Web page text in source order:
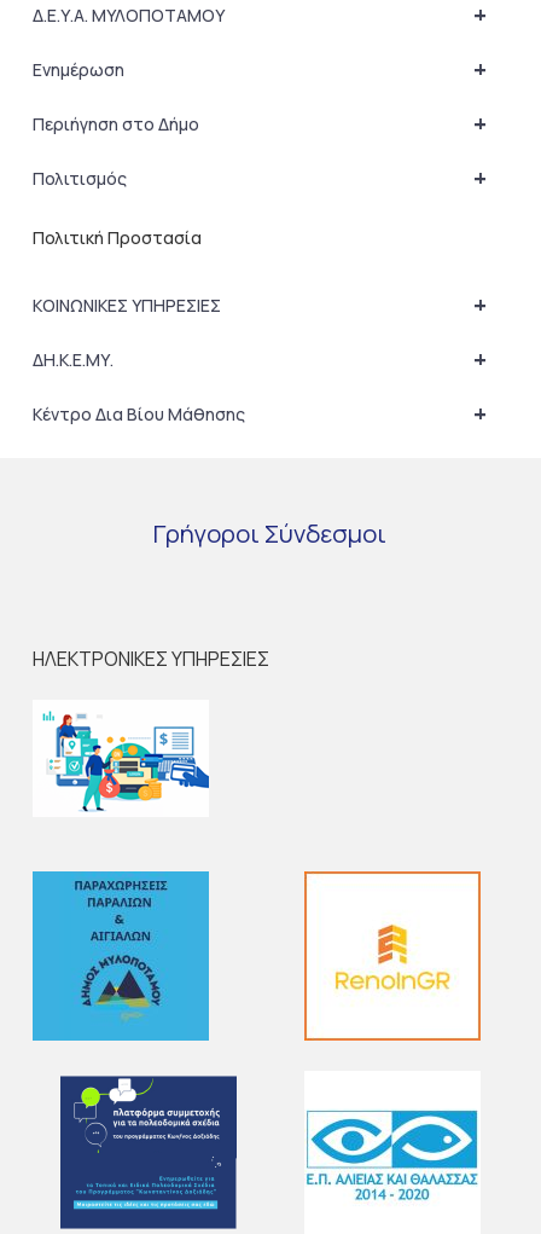
+
Δ.Ε.Υ.Α. ΜΥΛΟΠΟΤΑΜΟΥ
+
Ενημέρωση
+
Περιήγηση στο Δήμο
+
Πολιτισμός
Πολιτική Προστασία
+
ΚΟΙΝΩΝΙΚΕΣ ΥΠΗΡΕΣΙΕΣ
+
ΔΗ.Κ.Ε.ΜΥ.
+
Κέντρο Δια Βίου Μάθησης
Γρήγοροι Σύνδεσμοι
ΗΛΕΚΤΡΟΝΙΚΕΣ ΥΠΗΡΕΣΙΕΣ